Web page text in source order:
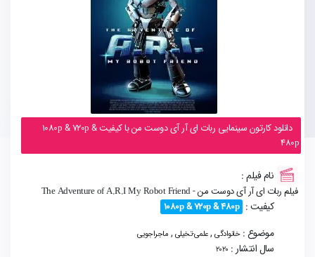
دانلود کارتون سینمایی ربات ای آر آی دوست من با کیفیت 1080p & 720p &
480p
نام فیلم :
فیلم ربات ای آر آی دوست من - The Adventure of A.R.I My Robot Friend
کیفیت : 1080p & 720p & 480p
موضوع :خانوادگی ,علمی-تخیلی , ماجراجویی
سال انتشار : 2020